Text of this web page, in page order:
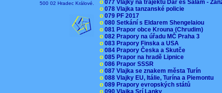
500 02 Hradec Králové.
o 077 Vlajky na trajektu Dar es Salam -
o 078 Vlajka tanzanské policie
o 079 PF 2017
o 080 Setkání s Eldarem Shengelaiou
o 081 Prapor obce Krouna (Chrudim)
o 082 Prapory na úřadu MČ Praha 3
o 083 Prapory Finska a USA
o 084 Prapory Česka a Skutče
o 085 Prapor na hradě Lipnice
o 086 Prapor SSSR
o 087 Vlajka se znakem města Turín
o 088 Vlajky EU, Itálie, Turína a Piemontu
o 089 Prapory evropských států
o 090 Vlajka Srí Lanky